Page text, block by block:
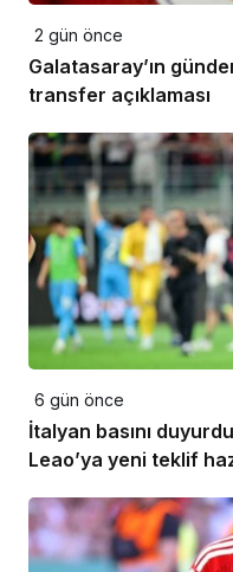
2 gün önce
Galatasaray’ın
transfer açıklaması
6 gün önce
İtalyan basını
Leao’ya yeni teklif